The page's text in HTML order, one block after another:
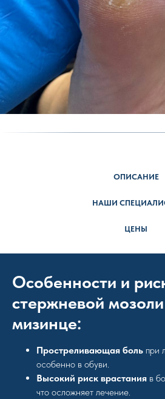
ОПИСАНИЕ
НАШИ
ЦЕНЫ
Особенности и
стержневой
мизинце:
Простреливающая боль при
особенно в обуви.
Высокий риск врастания в
что осложняет лечение.